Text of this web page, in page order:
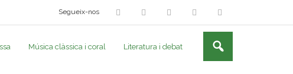
Segueix-nos
Música clàssica i coral Literatura i debat